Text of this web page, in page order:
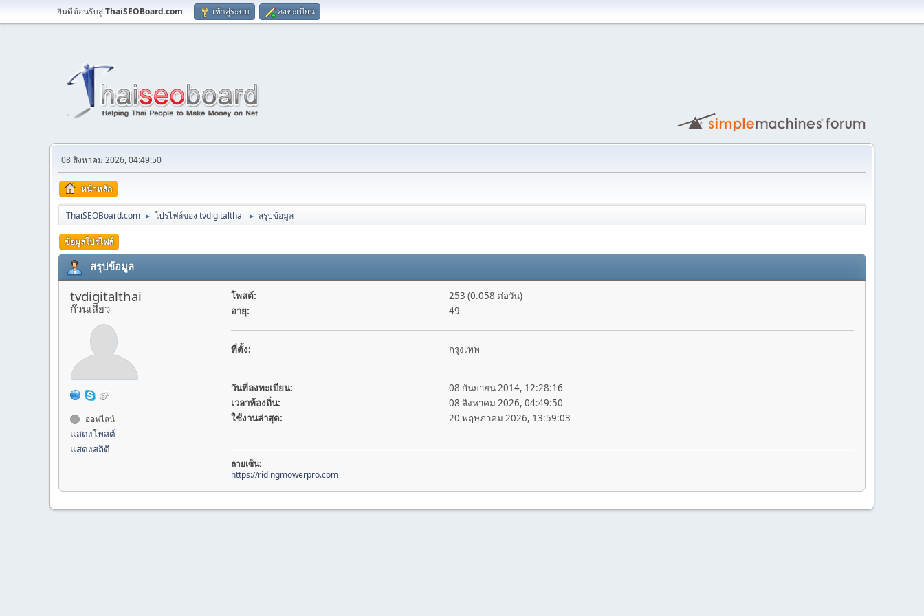
ยินดีต้อนรับสู่ThaiSEOBoard.com เข้าสู่ระบบ ลงทะเบียน
08 สิงหาคม 2026, 04:49:50
หน้าหลัก
ThaiSEOBoard.com ► โปรไฟล์ของ tvdigitalthai ► สรุปข้อมูล
ข้อมูลโปรไฟล์
สรุปข้อมูล
tvdigitalthai
ก๊วนเสียว
ออฟไลน์
แสดงโพสต์
แสดงสถิติ
โพสต์:
253 (0.058 ต่อวัน)
อายุ:
49
ที่ตั้ง: กรุงเทพ
วันที่ลงทะเบียน:
08 กันยายน 2014, 12:28:16
เวลาท้องถิ่น:
08 สิงหาคม 2026, 04:49:50
ใช้งานล่าสุด:
20 พฤษภาคม 2026, 13:59:03
ลายเซ็น:
https://ridingmowerpro.com